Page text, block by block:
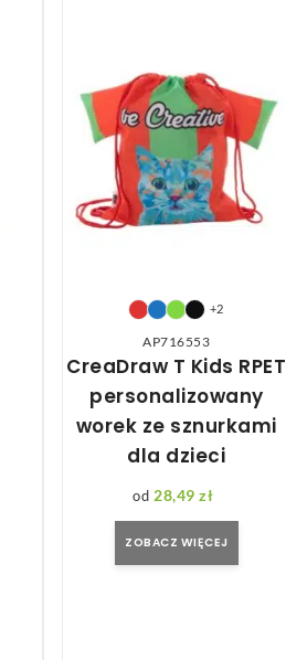
+2
AP716553
CreaDraw T Kids RPET
personalizowany
worek ze sznurkami
dla dzieci
28,49zł
ZOBACZ WIĘCEJ